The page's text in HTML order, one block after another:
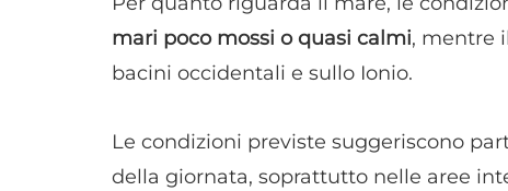
mari poco mossi o quasi calmi, mentre
bacini occidentali e sullo Ionio.
Le condizioni previste suggeriscono
della giornata, soprattutto nelle aree